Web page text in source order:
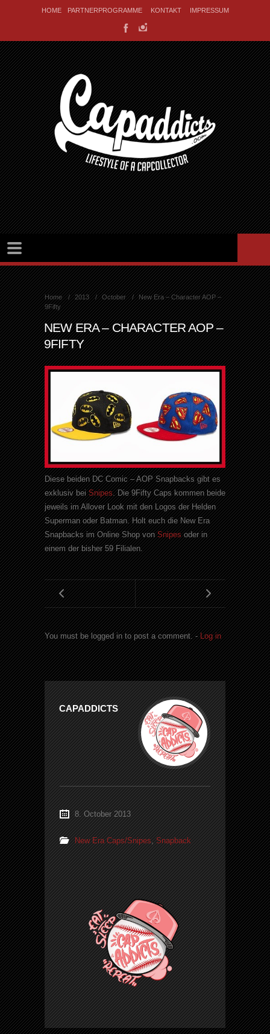
HOME PARTNERPROGRAMME KONTAKT IMPRESSUM
Home 2013 October
New Era – Character AOP –
9Fifty
NEW ERA – CHARACTER AOP –
9FIFTY
Diese beiden DC Comic – AOP Snapbacks gibt es
exklusiv beiSnipes. Die 9Fifty Caps kommen beide
jeweils im Allover Look mit den Logos der Helden
Superman oder Batman. Holt euch die New Era
Snapbacks im Online Shop vonSnipesoder in
einem der bisher 59 Filialen.
You must be logged in to post a comment. -Log in
CAPADDICTS
8. October 2013
New Era Caps/Snipes,Snapback